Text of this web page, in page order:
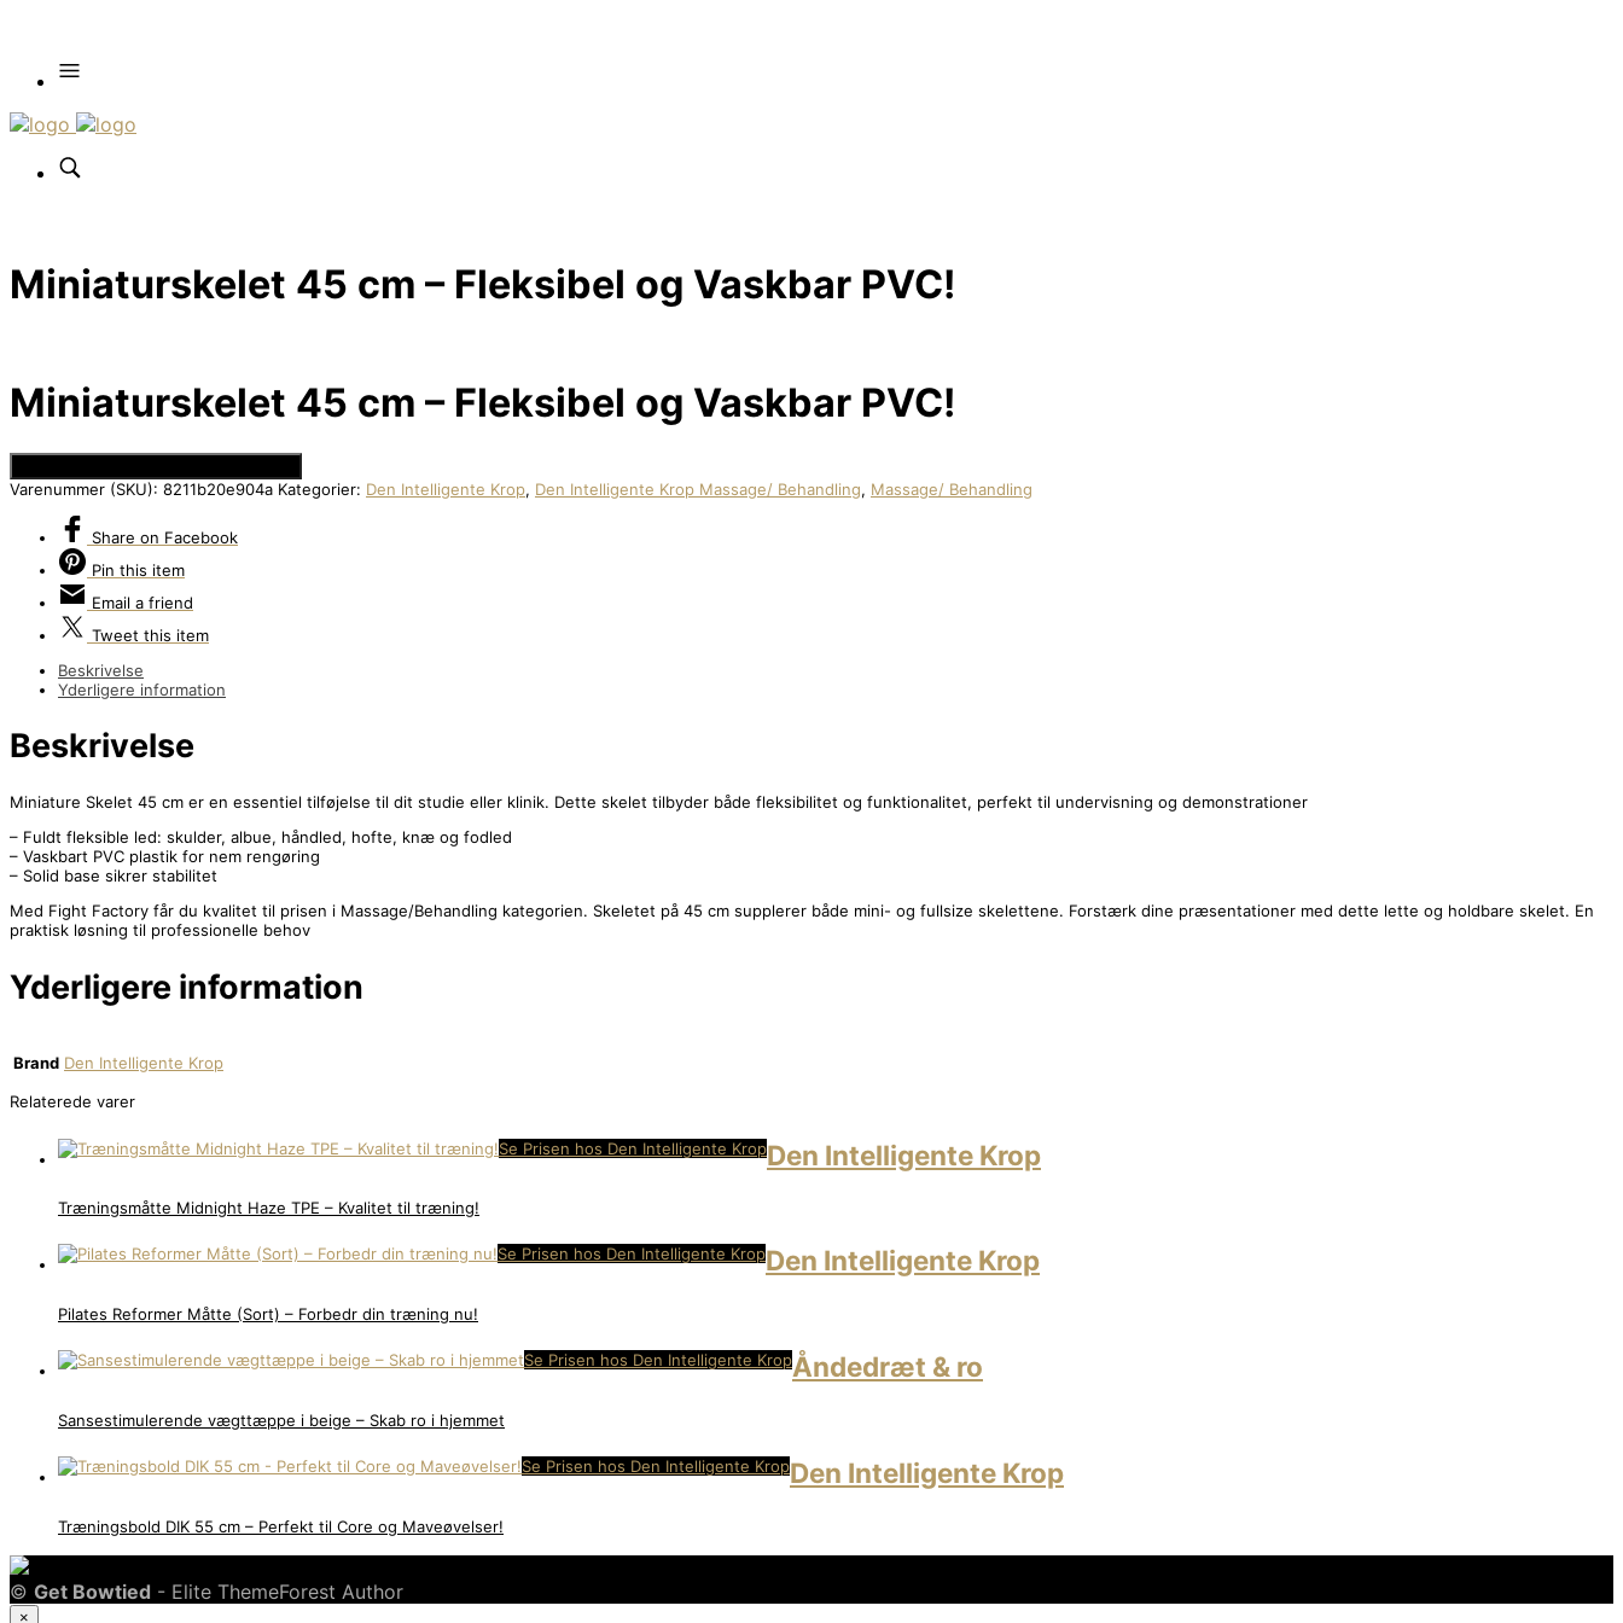
Miniaturskelet 45 cm – Fleksibel og Vaskbar PVC!
Miniaturskelet 45 cm – Fleksibel og Vaskbar PVC!
Varenummer (SKU): 8211b20e904a Kategorier: Den Intelligente Krop, Den Intelligente Krop Massage/ Behandling, Massage/ Behandling
Share on Facebook
Pin this item
Email a friend
Tweet this item
Beskrivelse
Yderligere information
Beskrivelse
Miniature Skelet 45 cm er en essentiel tilføjelse til dit studie eller klinik. Dette skelet tilbyder både fleksibilitet og funktionalitet, perfekt til undervisning og demonstrationer
– Fuldt fleksible led: skulder, albue, håndled, hofte, knæ og fodled
– Vaskbart PVC plastik for nem rengøring
– Solid base sikrer stabilitet
Med Fight Factory får du kvalitet til prisen i Massage/Behandling kategorien. Skeletet på 45 cm supplerer både mini- og fullsize skelettene. Forstærk dine præsentationer med dette lette og holdbare skelet. En
praktisk løsning til professionelle behov
Yderligere information
Brand Den Intelligente Krop
Relaterede varer
Se Prisen hos Den Intelligente KropDen Intelligente Krop
Træningsmåtte Midnight Haze TPE – Kvalitet til træning!
Se Prisen hos Den Intelligente KropDen Intelligente Krop
Pilates Reformer Måtte (Sort) – Forbedr din træning nu!
Se Prisen hos Den Intelligente KropÅndedræt & ro
Sansestimulerende vægttæppe i beige – Skab ro i hjemmet
Se Prisen hos Den Intelligente KropDen Intelligente Krop
Træningsbold DIK 55 cm – Perfekt til Core og Maveøvelser!
© Get Bowtied - Elite ThemeForest Author
×